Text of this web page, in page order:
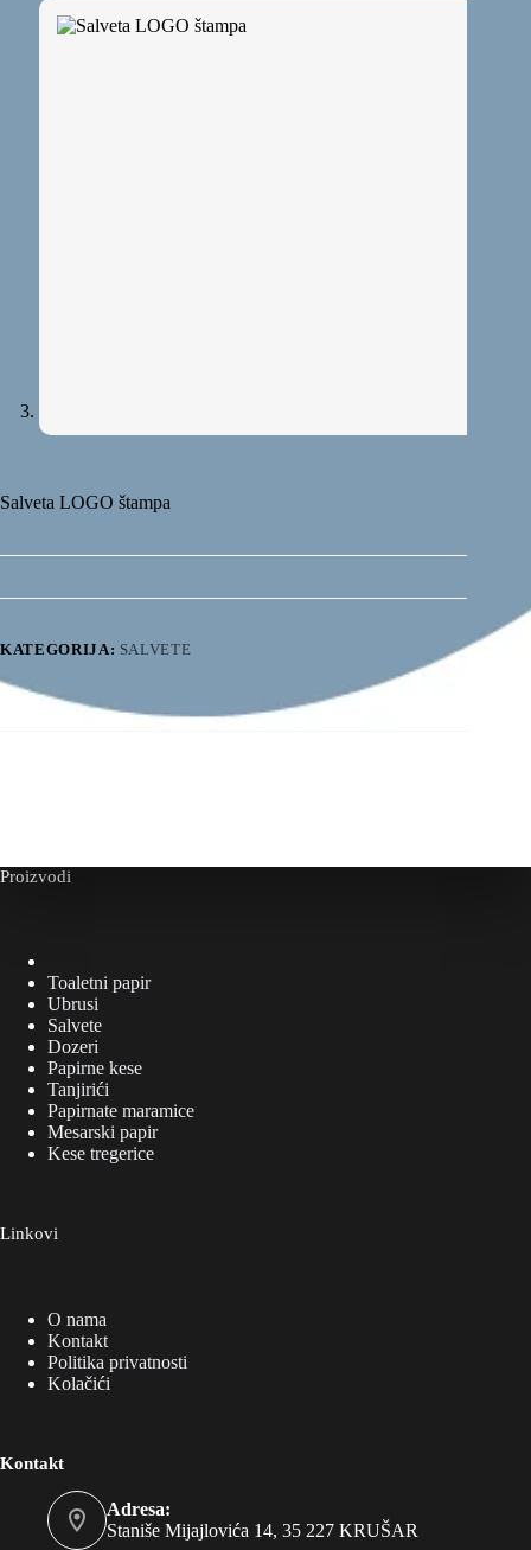
Salveta LOGO štampa
KATEGORIJA: SALVETE
Proizvodi
Toaletni papir
Ubrusi
Salvete
Dozeri
Papirne kese
Tanjirići
Papirnate maramice
Mesarski papir
Kese tregerice
Linkovi
O nama
Kontakt
Politika privatnosti
Kolačići
Kontakt
Adresa:
Staniše Mijajlovića 14, 35 227 KRUŠAR